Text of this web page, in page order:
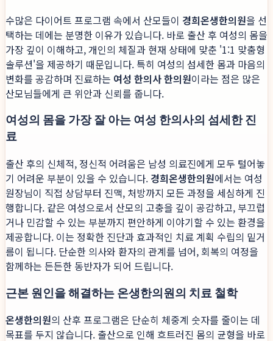
수많은 다이어트 프로그램 속에서 산모들이 경희온생한의원을 선
택하는 데에는 분명한 이유가 있습니다. 바로 출산 후 여성의 몸을
가장 깊이 이해하고, 개인의 체질과 현재 상태에 맞춘 '1:1 맞춤형
솔루션'을 제공하기 때문입니다. 특히 여성의 섬세한 몸과 마음의
변화를 공감하며 진료하는 여성 한의사 한의원이라는 점은 많은
산모님들에게 큰 위안과 신뢰를 줍니다.
여성의 몸을 가장 잘 아는 여성 한의사의 섬세한 진
료
출산 후의 신체적, 정신적 어려움은 남성 의료진에게 모두 털어놓
기 어려운 부분이 있을 수 있습니다. 경희온생한의원에서는 여성
원장님이 직접 상담부터 진맥, 처방까지 모든 과정을 세심하게 진
행합니다. 같은 여성으로서 산모의 고충을 깊이 공감하고, 부끄럽
거나 민감할 수 있는 부분까지 편안하게 이야기할 수 있는 환경을
제공합니다. 이는 정확한 진단과 효과적인 치료 계획 수립의 밑거
름이 됩니다. 단순한 의사와 환자의 관계를 넘어, 회복의 여정을
함께하는 든든한 동반자가 되어 드립니다.
근본 원인을 해결하는 온생한의원의 치료 철학
온생한의원의 산후 프로그램은 단순히 체중계 숫자를 줄이는 데
목표를 두지 않습니다. 출산으로 인해 흐트러진 몸의 균형을 바로